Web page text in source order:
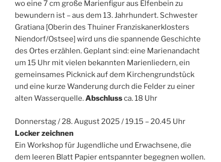
wo eine 7 cm große Marienfigur aus Elfenbein zu
bewundern ist – aus dem 13. Jahrhundert. Schwester
Gratiana [Oberin des Thuiner Franziskanerklosters
Niendorf/Ostsee] wird uns die spannende Geschichte
des Ortes erzählen. Geplant sind: eine Marienandacht
um 15 Uhr mit vielen bekannten Marienliedern, ein
gemeinsames Picknick auf dem Kirchengrundstück
und eine kurze Wanderung durch die Felder zu einer
alten Wasserquelle.Abschlussca. 18 Uhr
Donnerstag / 28. August 2025 / 19.15 – 20.45 Uhr
Locker zeichnen
Ein Workshop für Jugendliche und Erwachsene, die
dem leeren Blatt Papier entspannter begegnen wollen.